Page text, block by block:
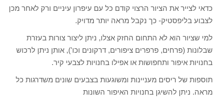
כדאי לצייר את הציור הרצוי קודם כל עם עיפרון עיניים ורק לאחר מכן
לצבוע בליפסטיק- כך נקבל מראה יותר מדויק.
למי שציור הוא לא התחום החזק אצלו, ניתן ליצור צורות בעזרת
שבלונות (פרחים, פרפרים ציפורים, דרקונים וכו'), אותן ניתן לרכוש
בחנויות איפור ותחפושות או אפילו בחנויות לצבעי קיר.
תוספות של ריסים מעניינות ומשוגעות בצבעים שונים משדרגות כל
מראה. ניתן להשיגן בחנויות האיפור השונות